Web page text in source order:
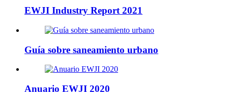
EWJI Industry Report 2021
Guía sobre saneamiento urbano
Anuario EWJI 2020